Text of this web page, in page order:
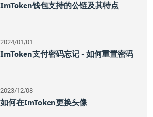
ImToken钱包支持的公链及其特点
2024/01/01
ImToken支付密码忘记 - 如何重置密码
2023/12/08
如何在imToken更换头像